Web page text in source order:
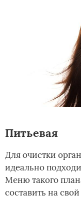
Питьевая
Для очистки
идеально
Меню такого
составить на